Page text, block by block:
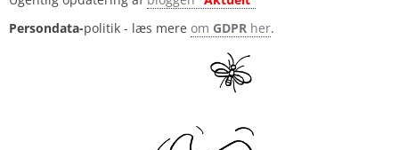
Persondata-politik - læs mere om GDPR her.